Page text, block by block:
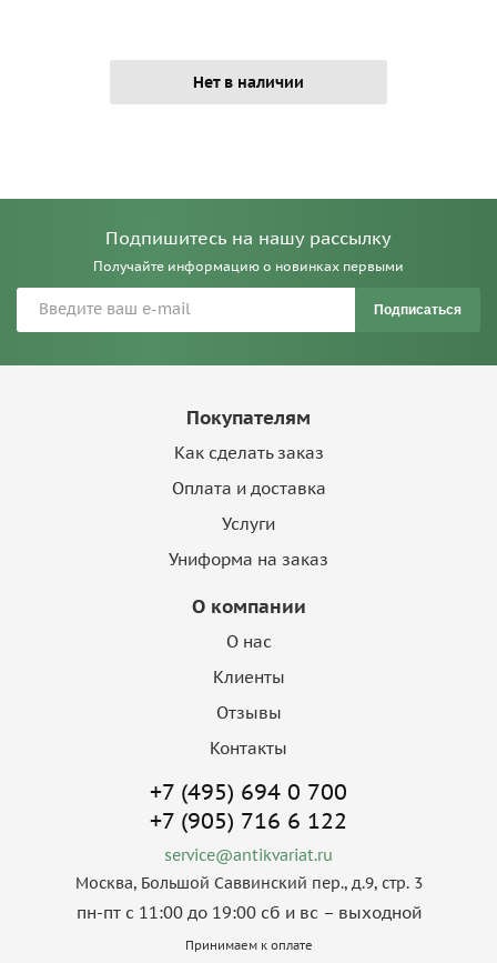
Нет в наличии
Подпишитесь на нашу рассылку
Получайте информацию о новинках первыми
Подписаться
Покупателям
Как сделать заказ
Оплата и доставка
Услуги
Униформа на заказ
О компании
О нас
Клиенты
Отзывы
Контакты
+7 (495) 694 0 700
+7 (905) 716 6 122
service@antikvariat.ru
Москва, Большой Саввинский пер., д.9, стр. 3
пн-пт с 11:00 до 19:00 сб и вс – выходной
Принимаем к оплате